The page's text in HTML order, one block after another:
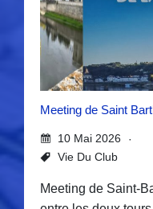
Meeting de Saint
10 Mai 2026
Vie Du Club
Meeting de Saint-